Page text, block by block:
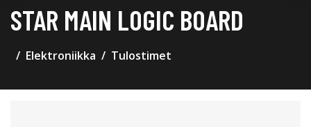
STAR MAIN LOGIC BOARD
Elektroniikka Tulostimet